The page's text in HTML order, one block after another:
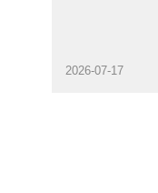
2026-07-17